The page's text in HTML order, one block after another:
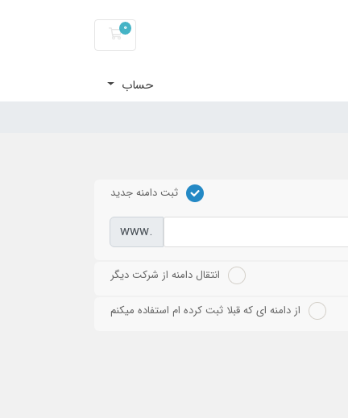
0
حساب
ثبت دامنه جدید
www.
انتقال دامنه از شرکت دیگر
از دامنه ای که قبلا ثبت کرده ام استفاده میکنم